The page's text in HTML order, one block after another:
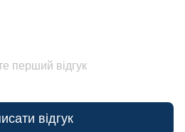
перший відгук
відгук